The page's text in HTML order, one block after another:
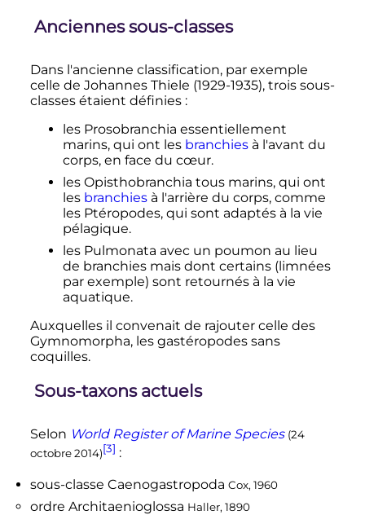
Anciennes sous-classes
Dans l'ancienne classification, par exemple
celle de Johannes Thiele (1929-1935), trois sous-
classes étaient définies :
les Prosobranchia essentiellement
marins, qui ont les branchiesà l'avant du
corps, en face du cœur.
les Opisthobranchia tous marins, qui ont
les branchiesà l'arrière du corps, comme
les Ptéropodes, qui sont adaptés à la vie
pélagique.
les Pulmonata avec un poumon au lieu
de branchies mais dont certains (limnées
par exemple) sont retournés à la vie
aquatique.
Auxquelles il convenait de rajouter celle des
Gymnomorpha, les gastéropodes sans
coquilles.
Sous-taxons actuels
Selon World Register of Marine Species (24
octobre 2014)[3] :
sous-classe Caenogastropoda Cox, 1960
ordre Architaenioglossa Haller, 1890